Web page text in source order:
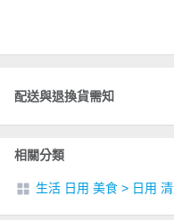
配送與退換貨需知
相關分類
生活 日用 美食 > 日用